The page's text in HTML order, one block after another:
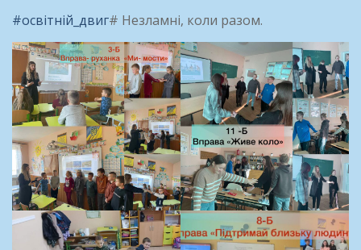
#освітній_двиг# Незламні, коли разом.